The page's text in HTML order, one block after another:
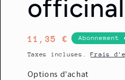
Prix
habituel
11,35 € Abonnement
Taxes incluses.Frais
Options d'achat